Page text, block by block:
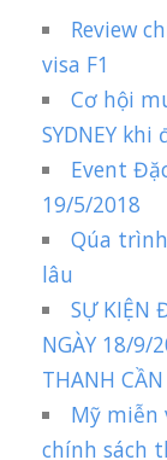
Review
visa F1
Cơ hội
SYDNEY
Event
19/5/2018
Qúa
lâu
SỰ KIỆN
NGÀY 18/9/
THANH
Mỹ miễn
chính sách